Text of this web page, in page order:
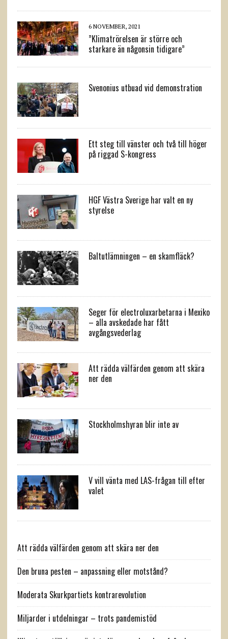
6 NOVEMBER, 2021
”Klimatrörelsen är större och
starkare än någonsin tidigare”
Svenonius utbuad vid demonstration
Ett steg till vänster och två till höger
på riggad S-kongress
HGF Västra Sverige har valt en ny
styrelse
Baltutlämningen – en skamfläck?
Seger för electroluxarbetarna i Mexiko
– alla avskedade har fått
avgångsvederlag
Att rädda välfärden genom att skära
ner den
Stockholmshyran blir inte av
V vill vänta med LAS-frågan till efter
valet
Att rädda välfärden genom att skära ner den
Den bruna pesten – anpassning eller motstånd?
Moderata Skurkpartiets kontrarevolution
Miljarder i utdelningar – trots pandemistöd